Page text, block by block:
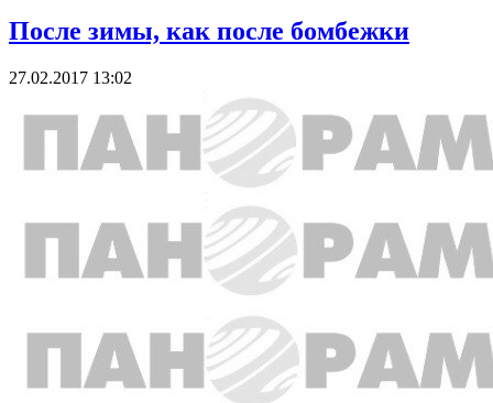
После зимы, как после бомбежки
27.02.2017 13:02